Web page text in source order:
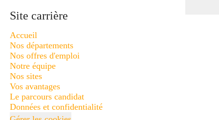
Site carrière
Accueil
Nos départements
Nos offres d'emploi
Notre équipe
Nos sites
Vos avantages
Le parcours candidat
Données et confidentialité